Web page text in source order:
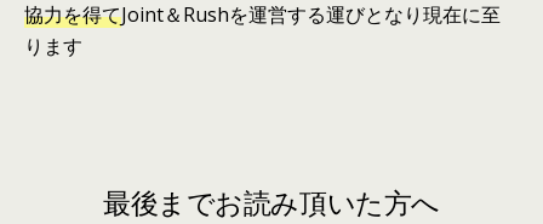
協力を得てJoint＆Rushを運営する運びとなり現在に至
ります
最後までお読み頂いた方へ